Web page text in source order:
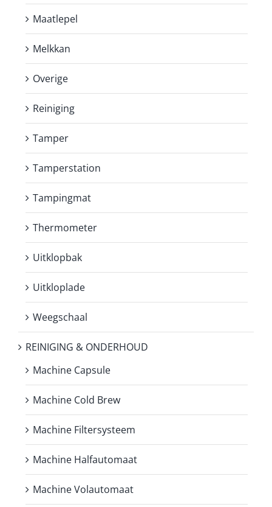
Maatlepel
Melkkan
Overige
Reiniging
Tamper
Tamperstation
Tampingmat
Thermometer
Uitklopbak
Uitkloplade
Weegschaal
REINIGING & ONDERHOUD
Machine Capsule
Machine Cold Brew
Machine Filtersysteem
Machine Halfautomaat
Machine Volautomaat